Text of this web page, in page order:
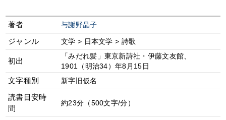
著者 与謝野晶子
ジャンル 文学 > 日本文学 > 詩歌
初出
「みだれ髪」東京新詩社・伊藤文友館、
1901（明治34）年8月15日
文字種別 新字旧仮名
読書目安時
間
約23分（500文字/分）